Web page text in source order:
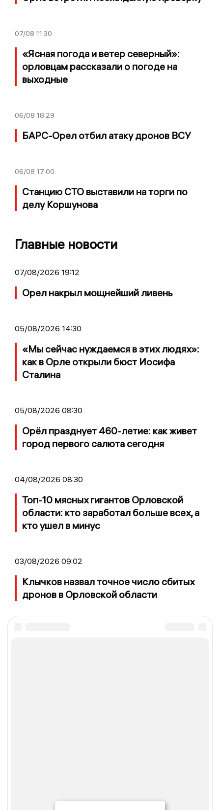
07/08 11:30
«Ясная погода и ветер северный»:
орловцам рассказали о погоде на
выходные
06/08 18:29
БАРС-Орел отбил атаку дронов ВСУ
06/08 17:00
Станцию СТО выставили на торги по
делу Коршунова
Главные новости
07/08/2026 19:12
Орел накрыл мощнейший ливень
05/08/2026 14:30
«Мы сейчас нуждаемся в этих людях»:
как в Орле открыли бюст Иосифа
Сталина
05/08/2026 08:30
Орёл празднует 460-летие: как живет
город первого салюта сегодня
04/08/2026 08:30
Топ-10 мясных гигантов Орловской
области: кто заработал больше всех, а
кто ушел в минус
03/08/2026 09:02
Клычков назвал точное число сбитых
дронов в Орловской области